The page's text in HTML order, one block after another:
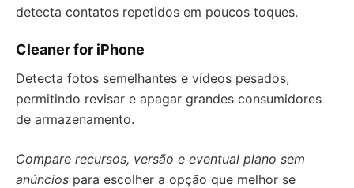
detecta contatos repetidos em poucos toques.
Cleaner for iPhone
Detecta fotos semelhantes e vídeos pesados,
permitindo revisar e apagar grandes consumidores
de armazenamento.
Compare recursos, versão e eventual plano sem
anúncios para escolher a opção que melhor se